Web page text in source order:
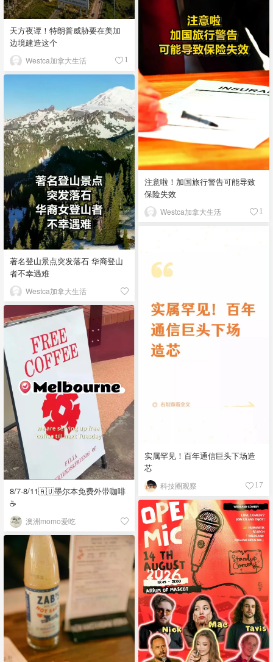
天方夜谭！特朗普威胁要在美加
边境建造这个
Westca加拿大生活 1
注意啦！加国旅行警告可能导致
保险失效
Westca加拿大生活 1
著名登山景点突发落石 华裔登山
者不幸遇难
Westca加拿大生活
实属罕见！百年通信巨头下场造
芯
科技圈观察 17
8/7-8/11🇦🇺墨尔本免费外带咖啡
☕
澳洲momo爱吃